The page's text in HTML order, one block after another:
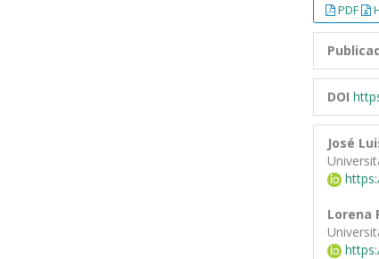
PDF
DOI
José
Lorena